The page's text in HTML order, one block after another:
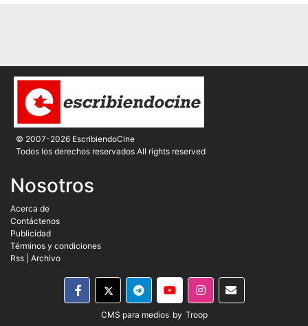
© 2007-2026 EscribiendoCine
Todos los derechos reservados All rights reserved
Nosotros
Acerca de
Contáctenos
Publicidad
Términos y condiciones
Rss
Archivo
CMS para medios by Troop